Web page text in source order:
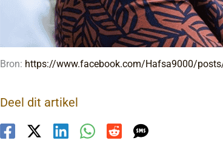
Bron: https://www.facebook.com/Hafsa9000/posts/
Deel dit artikel